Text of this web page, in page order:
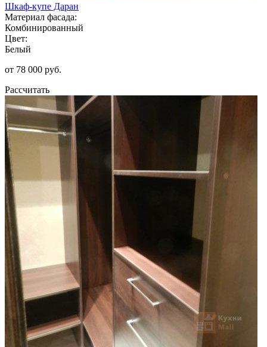
Шкаф-купе Даран
Материал фасада:
Комбинированный
Цвет:
Белый
от 78 000 руб.
Рассчитать